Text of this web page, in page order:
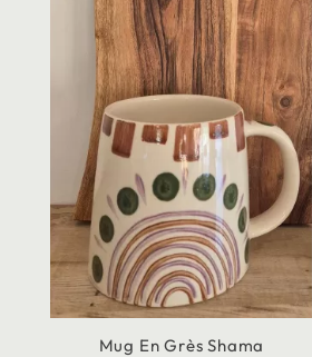
Mug En Grès Shama